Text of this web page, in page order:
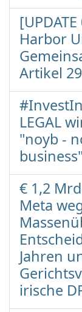
Harbor
Artikel
LEGAL
"noyb -
business"
€ 1,2
Meta
Jahren
irische